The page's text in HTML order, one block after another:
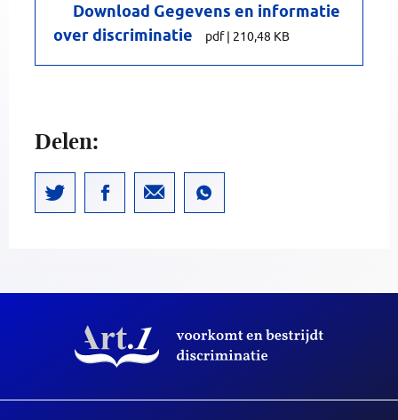
Download Gegevens en informatie
over discriminatie
pdf| 210,48 KB
Delen: